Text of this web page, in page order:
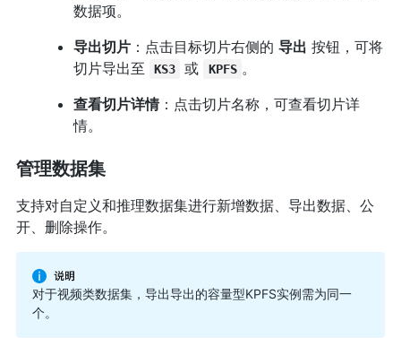
数据项。
导出切片：点击目标切片右侧的 导出 按钮，可将
切片导出至
KS3 或 KPFS 。
查看切片详情：点击切片名称，可查看切片详
情。
管理数据集
支持对自定义和推理数据集进行新增数据、导出数据、公
开、删除操作。
对于视频类数据集，导出导出的容量型KPFS实例需为同一
个。